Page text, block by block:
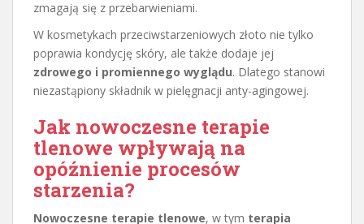
zmagają się z przebarwieniami.
W kosmetykach przeciwstarzeniowych złoto nie tylko
poprawia kondycję skóry, ale także dodaje jej
zdrowego i promiennego wyglądu. Dlatego stanowi
niezastąpiony składnik w pielęgnacji anty-agingowej.
Jak nowoczesne terapie
tlenowe wpływają na
opóźnienie procesów
starzenia?
Nowoczesne terapie tlenowe, w tym terapia